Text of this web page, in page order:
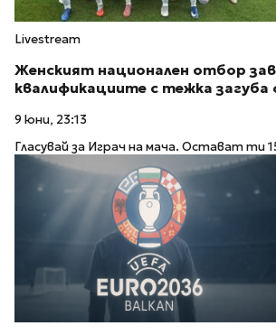
Livestream
Женският национален отбор
квалификациите с тежка
9 юни, 23:13
Гласувай за Играч на мача. Остават ти